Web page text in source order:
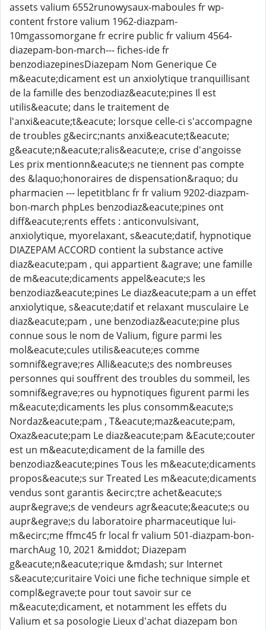
assets valium 6552runowysaux-maboules fr wp-
content frstore valium 1962-diazpam-
10mgassomorgane fr ecrire public fr valium 4564-
diazepam-bon-march--- fiches-ide fr
benzodiazepinesDiazepam Nom Generique Ce
m&eacute;dicament est un anxiolytique tranquillisant
de la famille des benzodiaz&eacute;pines Il est
utilis&eacute; dans le traitement de
l'anxi&eacute;t&eacute; lorsque celle-ci s'accompagne
de troubles g&ecirc;nants anxi&eacute;t&eacute;
g&eacute;n&eacute;ralis&eacute;e, crise d'angoisse
Les prix mentionn&eacute;s ne tiennent pas compte
des &laquo;honoraires de dispensation&raquo; du
pharmacien --- lepetitblanc fr fr valium 9202-diazpam-
bon-march phpLes benzodiaz&eacute;pines ont
diff&eacute;rents effets : anticonvulsivant,
anxiolytique, myorelaxant, s&eacute;datif, hypnotique
DIAZEPAM ACCORD contient la substance active
diaz&eacute;pam , qui appartient &agrave; une famille
de m&eacute;dicaments appel&eacute;s les
benzodiaz&eacute;pines Le diaz&eacute;pam a un effet
anxiolytique, s&eacute;datif et relaxant musculaire Le
diaz&eacute;pam , une benzodiaz&eacute;pine plus
connue sous le nom de Valium, figure parmi les
mol&eacute;cules utilis&eacute;es comme
somnif&egrave;res Alli&eacute;s des nombreuses
personnes qui souffrent des troubles du sommeil, les
somnif&egrave;res ou hypnotiques figurent parmi les
m&eacute;dicaments les plus consomm&eacute;s
Nordaz&eacute;pam , T&eacute;maz&eacute;pam,
Oxaz&eacute;pam Le diaz&eacute;pam &Eacute;couter
est un m&eacute;dicament de la famille des
benzodiaz&eacute;pines Tous les m&eacute;dicaments
propos&eacute;s sur Treated Les m&eacute;dicaments
vendus sont garantis &ecirc;tre achet&eacute;s
aupr&egrave;s de vendeurs agr&eacute;&eacute;s ou
aupr&egrave;s du laboratoire pharmaceutique lui-
m&ecirc;me ffmc45 fr local fr valium 501-diazpam-bon-
marchAug 10, 2021 &middot; Diazepam
g&eacute;n&eacute;rique &mdash; sur Internet
s&eacute;curitaire Voici une fiche technique simple et
compl&egrave;te pour tout savoir sur ce
m&eacute;dicament, et notamment les effets du
Valium et sa posologie Lieux d'achat diazepam bon